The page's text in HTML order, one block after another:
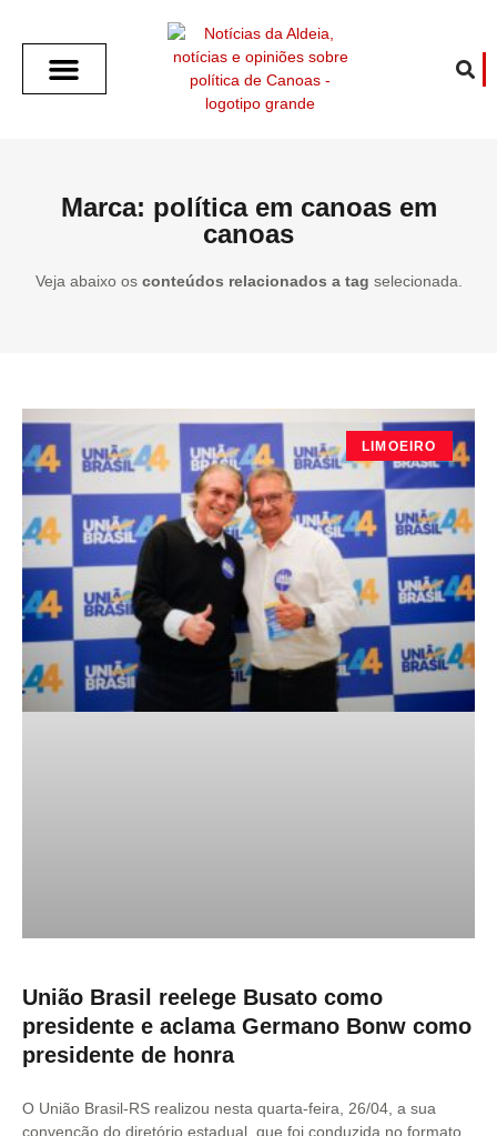
Marca: política em canoas em
canoas
Veja abaixo os conteúdos relacionados a tag selecionada.
LIMOEIRO
União Brasil reelege Busato como
presidente e aclama Germano Bonw como
presidente de honra
O União Brasil-RS realizou nesta quarta-feira, 26/04, a sua
convenção do diretório estadual, que foi conduzida no formato